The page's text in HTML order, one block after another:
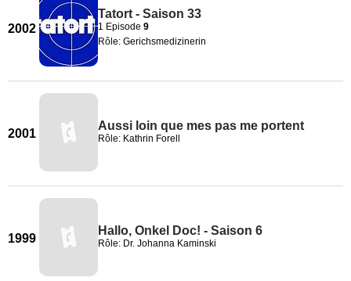
2002
Tatort - Saison 33
1 Episode 9
Rôle: Gerichsmedizinerin
2001
Aussi loin que mes pas me portent
Rôle: Kathrin Forell
1999
Hallo, Onkel Doc! - Saison 6
Rôle: Dr. Johanna Kaminski